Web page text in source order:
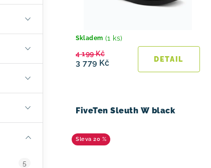
5
o
u
d
u
Skladem (1 ks)
3 779 Kč
4 199 Kč
FiveTen Sleuth W black
20 %